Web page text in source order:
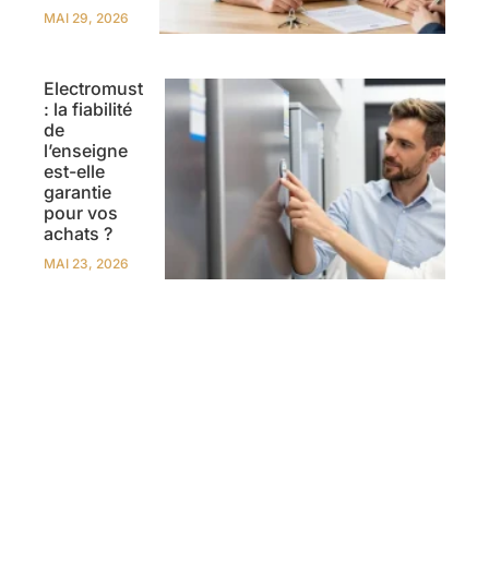
MAI 29, 2026
Electromust
: la fiabilité
de
l’enseigne
est-elle
garantie
pour vos
achats ?
MAI 23, 2026